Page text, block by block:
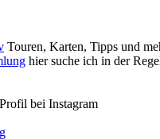
Touren, Karten, Tipps und
hier suche ich in der
bei Instagram